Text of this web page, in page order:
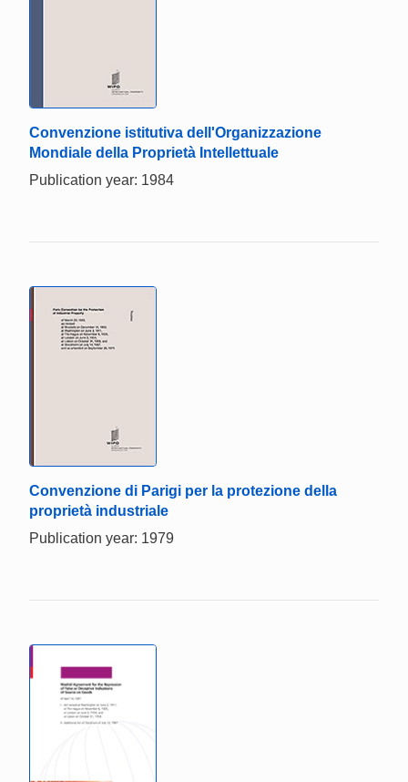
Convenzione istitutiva dell'Organizzazione
Mondiale della Proprietà Intellettuale
Publication year: 1984
Convenzione di Parigi per la protezione della
proprietà industriale
Publication year: 1979